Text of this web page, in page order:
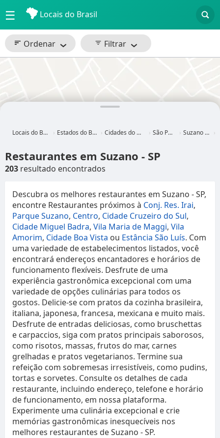
☰ Locais do Brasil
Ordenar Filtrar
Locais do Brasil Estados do Brasil Cidades do Brasil São Paulo Suzano - SP
Restaurantes em Suzano - SP
203 resultado encontrados
Descubra os melhores restaurantes em Suzano - SP,
encontre Restaurantes próximos à Conj. Res. Irai,
Parque Suzano, Centro, Cidade Cruzeiro do Sul,
Cidade Miguel Badra, Vila Maria de Maggi, Vila
Amorim, Cidade Boa Vista ou Estância São Luís. Com
uma variedade de estabelecimentos listados, você
encontrará endereços encantadores e horários de
funcionamento flexíveis. Desfrute de uma
experiência gastronômica excepcional com uma
variedade de opções culinárias para todos os
gostos. Delicie-se com pratos da cozinha brasileira,
italiana, japonesa, francesa, mexicana e muito mais.
Desfrute de entradas deliciosas, como bruschettas
e carpaccios, siga com pratos principais saborosos,
como risotos, massas, frutos do mar, carnes
grelhadas e pratos vegetarianos. Termine sua
refeição com sobremesas irresistíveis, como pudins,
tortas e sorvetes. Consulte os detalhes de cada
restaurante, incluindo endereço, telefone e horário
de funcionamento, em nossa plataforma.
Experimente uma culinária excepcional e crie
memórias gastronômicas inesquecíveis nos
melhores restaurantes de Suzano - SP.